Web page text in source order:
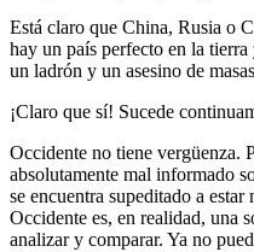
Está claro que China, Rusia o
hay un país perfecto en la
un ladrón y un asesino de
¡Claro que sí! Sucede
Occidente no tiene vergüenza.
absolutamente mal informado
se encuentra supeditado a
Occidente es, en realidad, una
analizar y comparar. Ya no